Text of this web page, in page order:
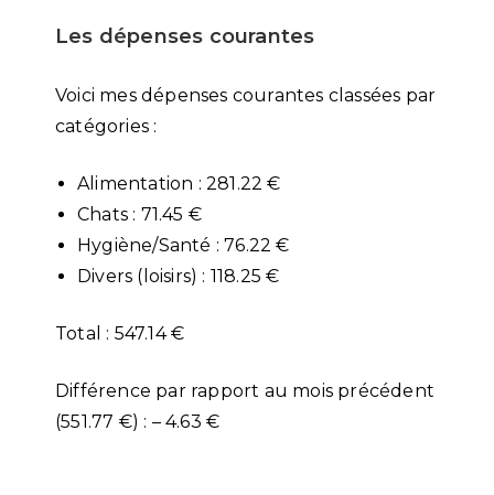
Les dépenses courantes
Voici mes dépenses courantes classées par
catégories :
Alimentation : 281.22 €
Chats : 71.45 €
Hygiène/Santé : 76.22 €
Divers (loisirs) : 118.25 €
Total : 547.14 €
Différence par rapport au mois précédent
(551.77 €) : – 4.63 €